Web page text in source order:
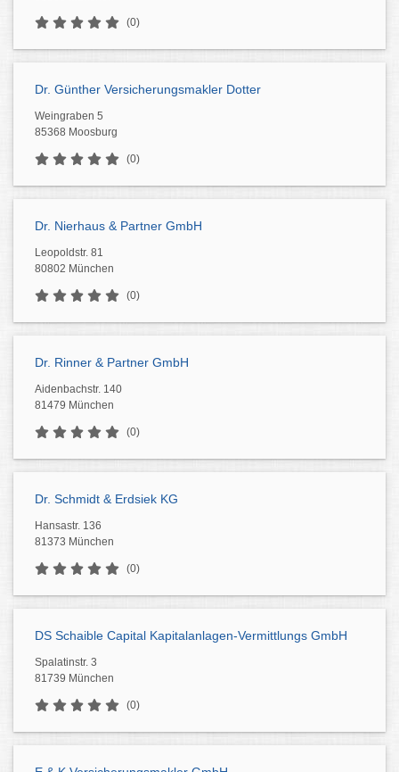
(0)
Dr. Günther Versicherungsmakler Dotter
Weingraben 5
85368 Moosburg
(0)
Dr. Nierhaus & Partner GmbH
Leopoldstr. 81
80802 München
(0)
Dr. Rinner & Partner GmbH
Aidenbachstr. 140
81479 München
(0)
Dr. Schmidt & Erdsiek KG
Hansastr. 136
81373 München
(0)
DS Schaible Capital Kapitalanlagen-Vermittlungs GmbH
Spalatinstr. 3
81739 München
(0)